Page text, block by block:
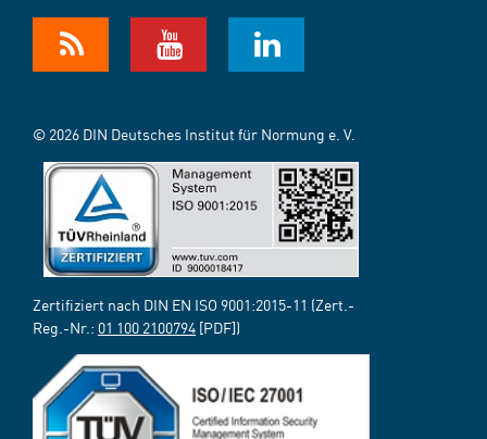
© 2026 DIN Deutsches Institut für Normung e. V.
Zertifiziert nach DIN EN ISO 9001:2015-11 (Zert.-
Reg.-Nr.: 01 100 2100794 [PDF])